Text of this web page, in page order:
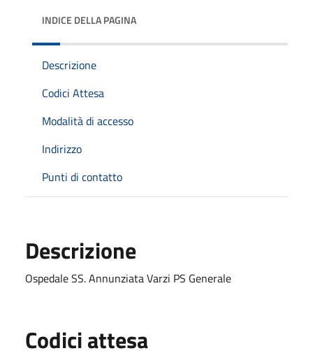
INDICE DELLA PAGINA
Descrizione
Codici Attesa
Modalità di accesso
Indirizzo
Punti di contatto
Descrizione
Ospedale SS. Annunziata Varzi PS Generale
Codici attesa